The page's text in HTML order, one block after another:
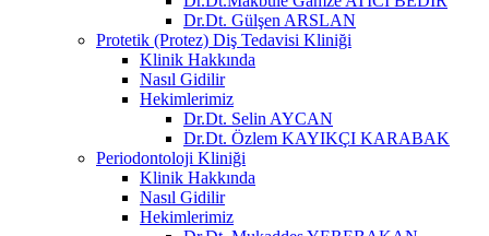
Dr.Dt. Gülşen ARSLAN
Protetik (Protez) Diş Tedavisi Kliniği
Klinik Hakkında
Nasıl Gidilir
Hekimlerimiz
Dr.Dt. Selin AYCAN
Dr.Dt. Özlem KAYIKÇI KARABAK
Periodontoloji Kliniği
Klinik Hakkında
Nasıl Gidilir
Hekimlerimiz